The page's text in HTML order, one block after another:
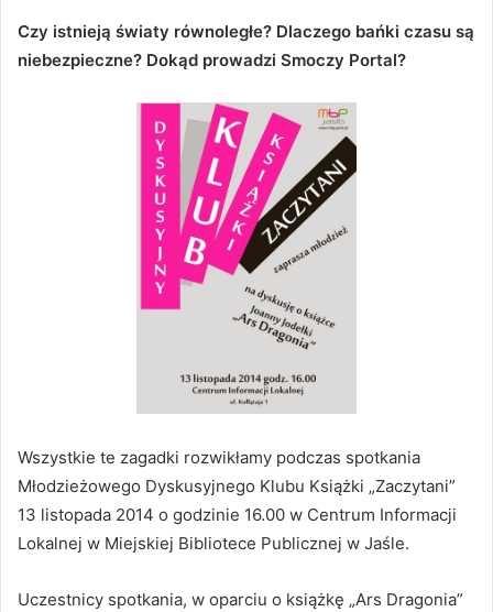
Czy istnieją światy równoległe? Dlaczego bańki czasu są
niebezpieczne? Dokąd prowadzi Smoczy Portal?
Wszystkie te zagadki rozwikłamy podczas spotkania
Młodzieżowego Dyskusyjnego Klubu Książki „Zaczytani”
13 listopada 2014 o godzinie 16.00 w Centrum Informacji
Lokalnej w Miejskiej Bibliotece Publicznej w Jaśle.
Uczestnicy spotkania, w oparciu o książkę „Ars Dragonia”